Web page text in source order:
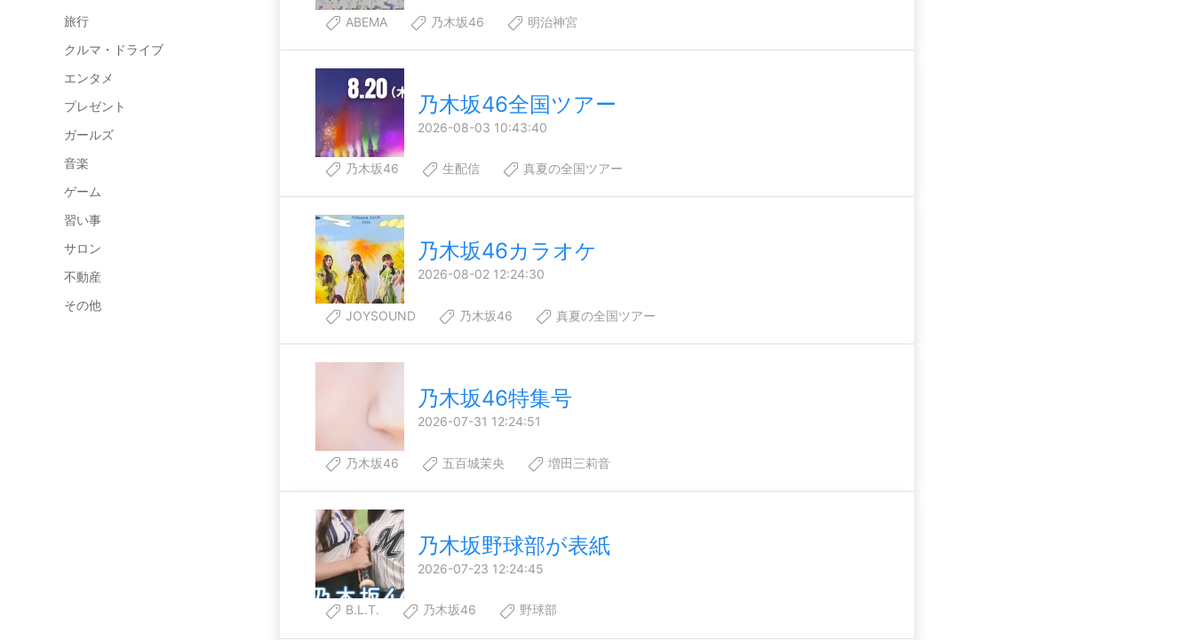
旅行
クルマ・ドライブ
エンタメ
プレゼント
ガールズ
音楽
ゲーム
習い事
サロン
不動産
その他
ABEMA 乃木坂46 明治神宮
乃木坂46全国ツアー
2026-08-03 10:43:40
乃木坂46 生配信 真夏の全国ツアー
乃木坂46カラオケ
2026-08-02 12:24:30
JOYSOUND 乃木坂46 真夏の全国ツアー
乃木坂46特集号
2026-07-31 12:24:51
乃木坂46 五百城茉央 増田三莉音
乃木坂野球部が表紙
2026-07-23 12:24:45
B.L.T. 乃木坂46 野球部